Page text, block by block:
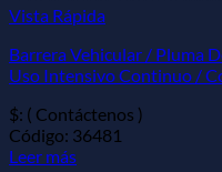
Vista Rápida
Barrera Vehicular / Pluma
Uso Intensivo Continuo /
$: ( Contáctenos )
Código: 36481
Leer más